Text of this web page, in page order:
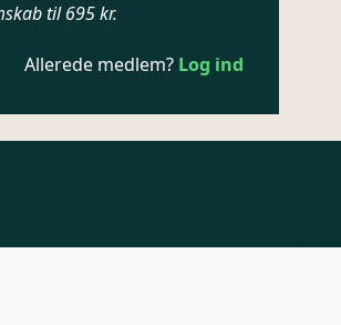
til 695 kr.
Allerede medlem? Log ind